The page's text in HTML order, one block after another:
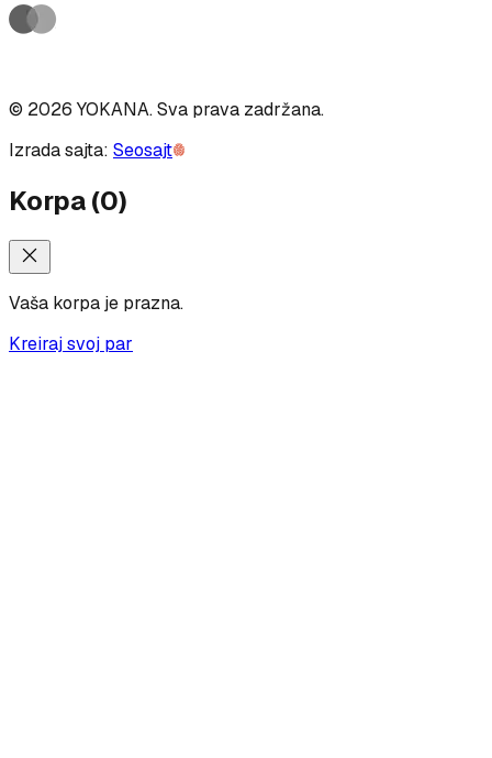
© 2026 YOKANA.Sva prava zadržana.
Izrada sajta: Seosajt
Korpa(0)
Vaša korpa je prazna.
Kreiraj svoj par